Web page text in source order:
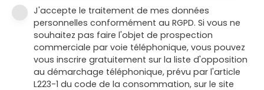
J'accepte le traitement de mes données
personnelles conformément au RGPD. Si vous ne
souhaitez pas faire l'objet de prospection
commerciale par voie téléphonique, vous pouvez
vous inscrire gratuitement sur la liste d'opposition
au démarchage téléphonique, prévu par l'article
L223-1 du code de la consommation, sur le site